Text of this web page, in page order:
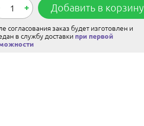
+ Добавить в корзину
согласования заказ будет изготовлен и
в службу доставки при первой